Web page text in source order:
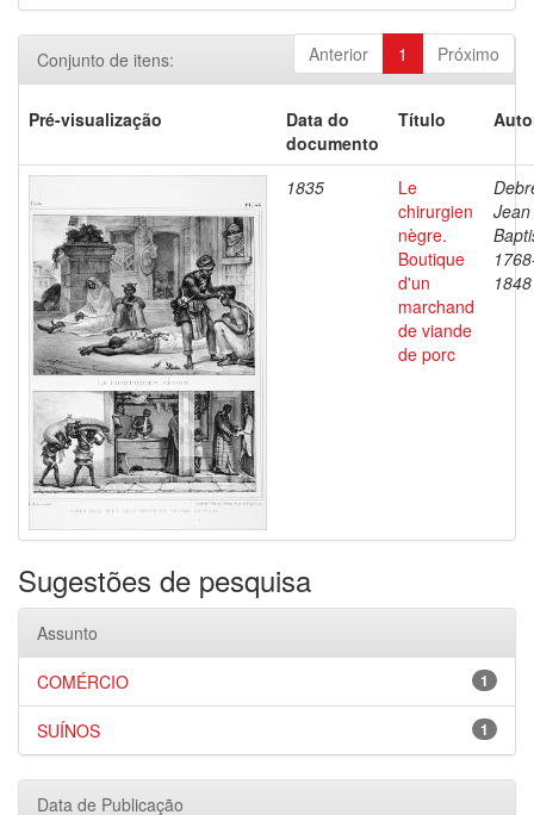
Anterior 1 Próximo
Conjunto de itens:
Pré-visualização
Data do
documento
Título
1835
Le
chirurgien
nègre.
Boutique
d'un
marchand
de viande
de porc
Jean
1848
Sugestões de pesquisa
Assunto
1
COMÉRCIO
1
SUÍNOS
Data de Publicação